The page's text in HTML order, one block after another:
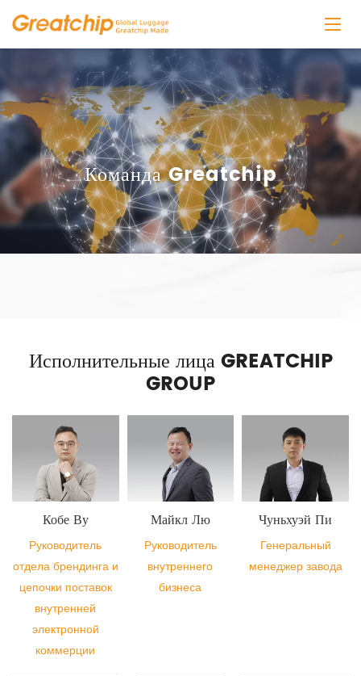
Команда Greatchip
Исполнительные лица GREATCHIP
GROUP
Кобе Ву
Руководитель
отдела брендинга и
цепочки поставок
внутренней
электронной
коммерции
Майкл Лю
Руководитель
внутреннего
бизнеса
Чуньхуэй Пи
Генеральный
менеджер завода